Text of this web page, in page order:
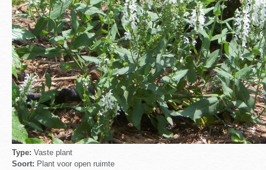
Type: Vaste plant
Soort: Plant voor open ruimte